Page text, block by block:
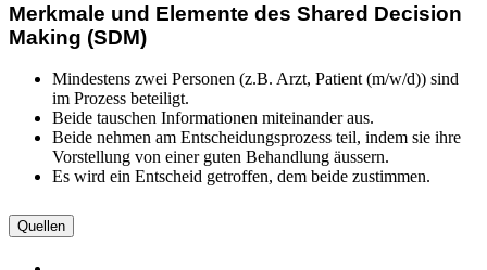
Merkmale und Elemente des Shared Decision
Making (SDM)
Mindestens zwei Personen (z.B. Arzt, Patient (m/w/d)) sind
im Prozess beteiligt.
Beide tauschen Informationen miteinander aus.
Beide nehmen am Entscheidungsprozess teil, indem sie ihre
Vorstellung von einer guten Behandlung äussern.
Es wird ein Entscheid getroffen, dem beide zustimmen.
Quellen